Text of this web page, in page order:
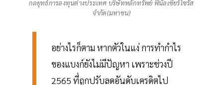
กลยุทธ์การลงทุนต่างประเทศ บริษัทหลักทรัพย์ ฟินัลเซียร์ไซรัส
จำกัด(มหาชน)
อย่างไรก็ตาม หากตัวในแง่ การทำกำไร
ของแบงก์ยังไม่มีปัญหา เพราะช่วงปี
2565 ที่ถูกปรับลดอันดับเครดิตไป